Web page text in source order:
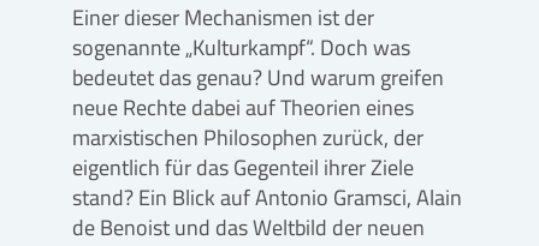
Einer dieser Mechanismen ist der
sogenannte „Kulturkampf“. Doch was
bedeutet das genau? Und warum greifen
neue Rechte dabei auf Theorien eines
marxistischen Philosophen zurück, der
eigentlich für das Gegenteil ihrer Ziele
stand? Ein Blick auf Antonio Gramsci, Alain
de Benoist und das Weltbild der neuen